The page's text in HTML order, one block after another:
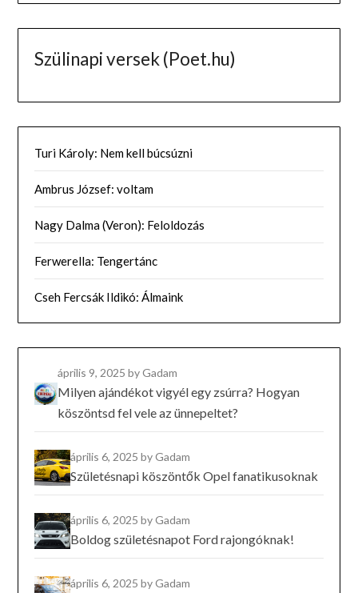
Szülinapi versek (Poet.hu)
Turi Károly: Nem kell búcsúzni
Ambrus József: voltam
Nagy Dalma (Veron): Feloldozás
Ferwerella: Tengertánc
Cseh Fercsák Ildikó: Álmaink
április 9, 2025 by Gadam
Milyen ajándékot vigyél egy zsúrra? Hogyan
köszöntsd fel vele az ünnepeltet?
április 6, 2025by Gadam
Születésnapi köszöntők Opel fanatikusoknak
április 6, 2025by Gadam
Boldog születésnapot Ford rajongóknak!
április 6, 2025by Gadam